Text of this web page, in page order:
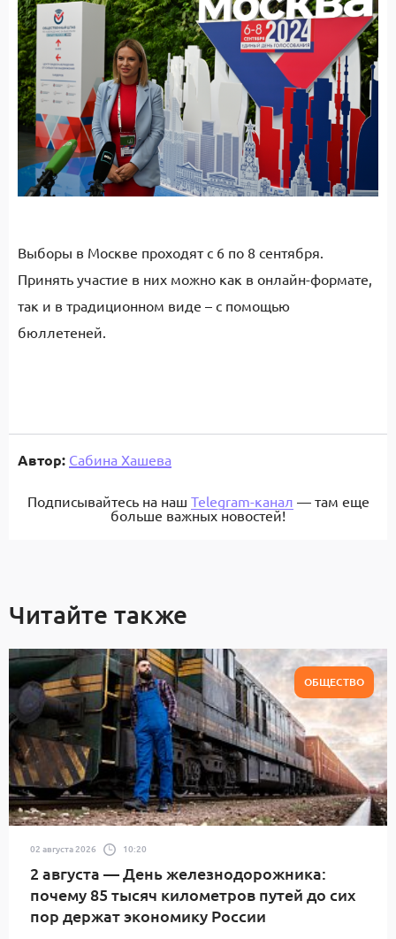
Выборы в Москве проходят с 6 по 8 сентября.
Принять участие в них можно как в онлайн-формате,
так и в традиционном виде – с помощью
бюллетеней.
Автор: Сабина Хашева
Подписывайтесь на наш Telegram-канал — там еще
больше важных новостей!
Читайте также
ОБЩЕСТВО
02 августа 2026 10:20
2 августа — День железнодорожника:
почему 85 тысяч километров путей до сих
пор держат экономику России